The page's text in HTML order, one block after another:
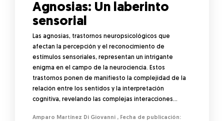
Agnosias: Un laberinto
sensorial
Las agnosias, trastornos neuropsicológicos que
afectan la percepción y el reconocimiento de
estímulos sensoriales, representan un intrigante
enigma en el campo de la neurociencia. Estos
trastornos ponen de manifiesto la complejidad de la
relación entre los sentidos y la interpretación
cognitiva, revelando las complejas interacciones…
Amparo Martínez Di Giovanni ,